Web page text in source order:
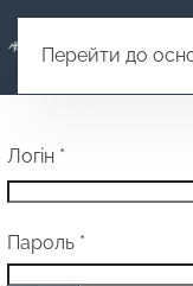
Перейти до
Логін *
Пароль *